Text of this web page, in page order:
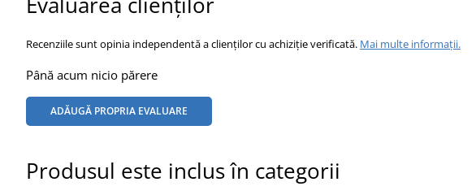
Recenziile sunt opinia independentă a clienților cu achiziție verificată. Mai multe informații.
Până acum nicio părere
ADĂUGĂ PROPRIA EVALUARE
Produsul este inclus în categorii